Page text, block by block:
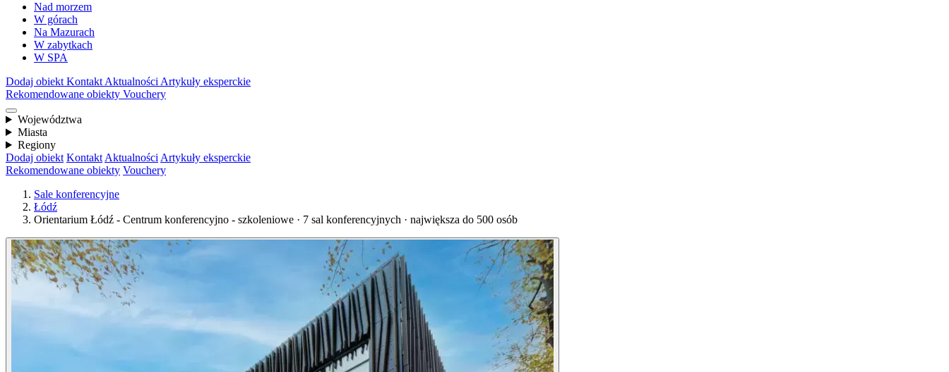
Nad morzem
W górach
Na Mazurach
W zabytkach
W SPA
Dodaj obiekt Kontakt Aktualności Artykuły eksperckie
Rekomendowane obiekty Vouchery
Województwa
Miasta
Regiony
Dodaj obiekt Kontakt Aktualności Artykuły eksperckie
Rekomendowane obiekty Vouchery
Sale konferencyjne
Łódź
Orientarium Łódź - Centrum konferencyjno - szkoleniowe · 7 sal konferencyjnych · największa do 500 osób